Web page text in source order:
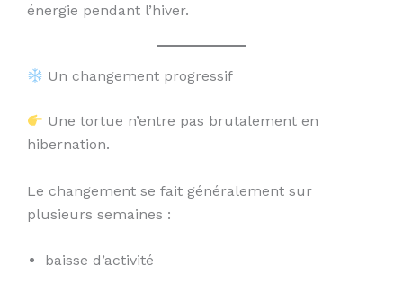
énergie pendant l’hiver.
Un changement progressif
Une tortue n’entre pas brutalement en
hibernation.
Le changement se fait généralement sur
plusieurs semaines :
baisse d’activité